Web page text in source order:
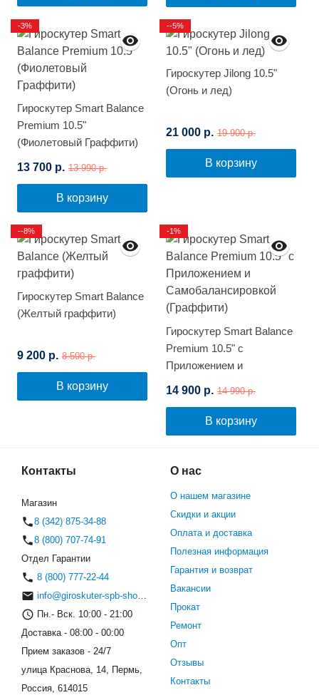
Гироскутер Smart Balance
Premium 10.5"
(Фиолетовый Граффити)
13 700 р. 13 990 р.
В корзину
-3%
Гироскутер Jilong 10.5"
(Огонь и лед)
21 000 р. 19 900 р.
В корзину
--5%
Гироскутер Smart Balance
(Желтый граффити)
9 200 р. 8 500 р.
В корзину
--8%
Гироскутер Smart Balance
Premium 10.5" с
Приложением и
(Граффити)
14 900 р. 14 990 р.
В корзину
-1%
Контакты
Магазин
8 (342) 875-34-88
8 (800) 707-74-91
Отдел Гарантии
8 (800) 777-22-44
info@giroskuter-spb-shop.ru
Пн.- Вск. 10:00 - 21:00
Доставка - 08:00 - 00:00
Прием заказов - 24/7
улица Краснова, 14, Пермь,
Россия, 614015
О нас
О нашем магазине
Скидки и акции
Оплата и доставка
Полезная информация
Гарантия и возврат
Вакансии
Прокат
Ремонт
Опт
Отзывы
Контакты